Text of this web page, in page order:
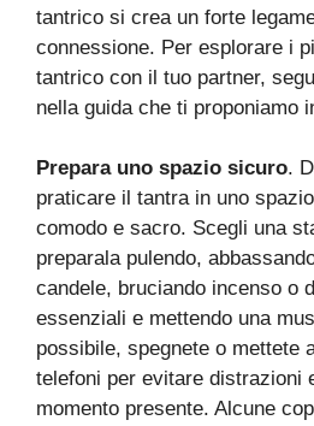
tantrico si crea un forte
connessione. Per esplorare i
tantrico con il tuo partner,
nella guida che ti proponiamo
Prepara uno spazio sicuro.
praticare il tantra in uno
comodo e sacro. Scegli una
preparala pulendo,
candele, bruciando incenso o
essenziali e mettendo una
possibile, spegnete o mettete
telefoni per evitare distrazioni
momento presente. Alcune